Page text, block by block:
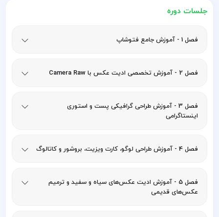
جلسات دوره
فصل 1 - آموزش جامع فتوشاپ
فصل 2 - آموزش تخصصی ادیت عکس با Camera Raw
فصل 3 - آموزش طراحی گرافیکی پست و استوری
اینستاگرامی
فصل 4 - آموزش طراحی لوگو، کارت ویزیت، بروشور و کاتالوگ
فصل 5 - آموزش ادیت عکس‌های سیاه و سفید و ترمیم
عکس‌های قدیمی